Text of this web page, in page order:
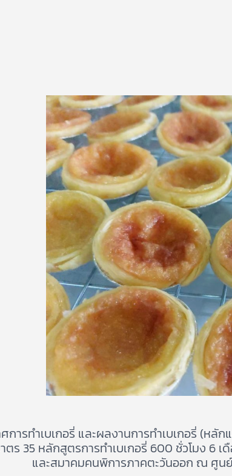
การทำเบเกอรี่ และผลงานการทำเบเกอรี่ (ห
ตร 35 หลักสูตรการทำเบเกอรี่ 600 ชั่วโมง 6
และสมาคมคนพิการภาคตะวันออก ณ ศูน